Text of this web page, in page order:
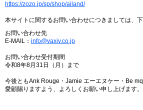
https://zozo.jp/sp/shop/ailand/
本サイトに関するお問い合わせにつきましては、
お問い合わせ先
E-MAIL： info@vaxiv.co.jp
お問い合わせ受付期間
令和8年8月31日（月）まで
今後ともAnk Rouge・Jamie エーエヌケー・Be
愛顧賜りますよう、よろしくお願い申し上げます。